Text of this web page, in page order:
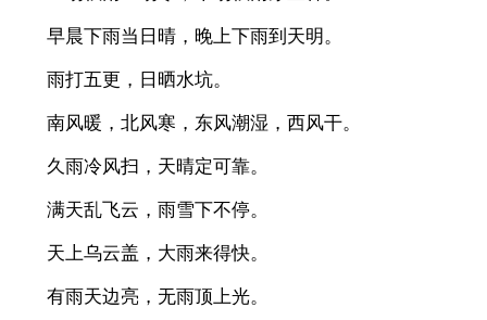
早晨下雨当日晴，晚上下雨到天明。
雨打五更，日晒水坑。
南风暖，北风寒，东风潮湿，西风干。
久雨冷风扫，天晴定可靠。
满天乱飞云，雨雪下不停。
天上乌云盖，大雨来得快。
有雨天边亮，无雨顶上光。